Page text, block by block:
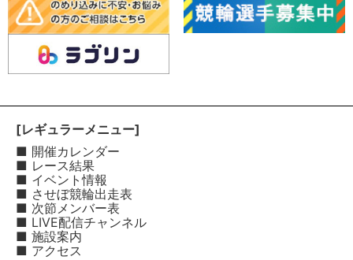
[レギュラーメニュー]
■ 開催カレンダー
■ レース結果
■ イベント情報
■ させぼ競輪出走表
■ 次節メンバー表
■ LIVE配信チャンネル
■ 施設案内
■ アクセス